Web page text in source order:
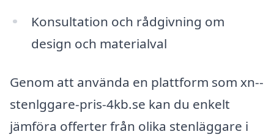
Konsultation och rådgivning om
design och materialval
Genom att använda en plattform som xn--
stenlggare-pris-4kb.se kan du enkelt
jämföra offerter från olika stenläggare i